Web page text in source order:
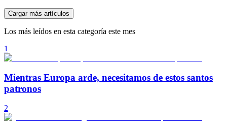
Cargar más artículos
Los más leídos en esta categoría este mes
1
Mientras Europa arde, necesitamos de estos santos
patronos
2